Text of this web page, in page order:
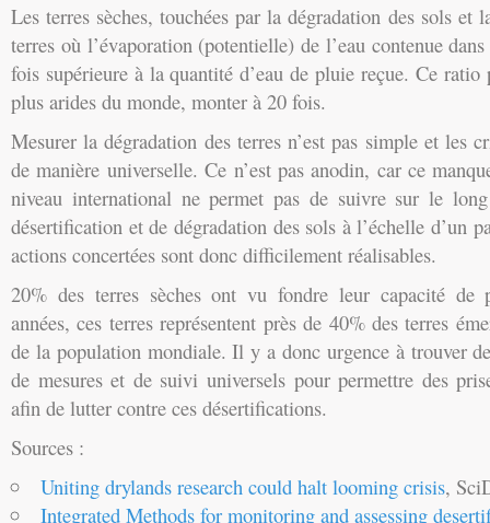
Les terres sèches, touchées par la dégradation des sols et
terres où l’évaporation (potentielle) de l’eau contenue
fois supérieure à la quantité d’eau de pluie reçue. Ce
plus arides du monde, monter à 20 fois.
Mesurer la dégradation des terres n’est pas simple et les
de manière universelle. Ce n’est pas anodin, car ce
niveau international ne permet pas de suivre sur le
désertification et de dégradation des sols à l’échelle d’un
actions concertées sont donc difficilement réalisables.
20% des terres sèches ont vu fondre leur capacité de
années, ces terres représentent près de 40% des terres
de la population mondiale. Il y a donc urgence à trouver
de mesures et de suivi universels pour permettre des
afin de lutter contre ces désertifications.
Sources :
Uniting drylands research could halt looming crisis,
Integrated Methods for monitoring and assessing